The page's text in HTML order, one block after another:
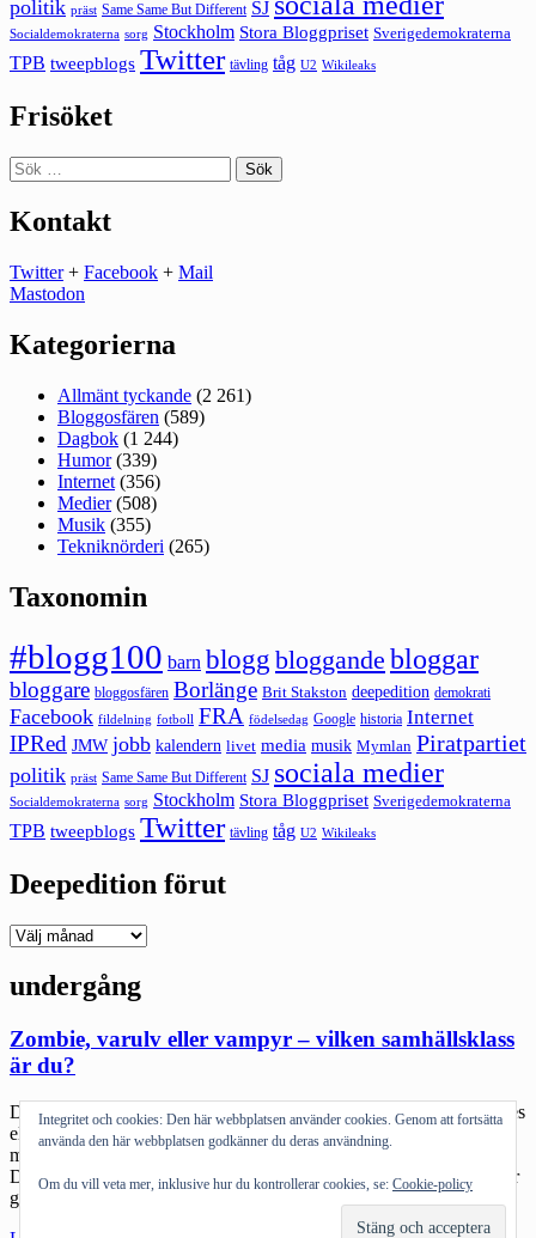
politik präst Same Same But Different SJ
Socialdemokraterna sorg Stockholm Stora Bloggpriset Sverigedemokraterna
TPB tweepblogs Twitter tävling tåg U2 Wikileaks
Frisöket
Sök
efter:
Kontakt
Twitter+ Facebook + Mail
Mastodon
Kategorierna
Allmänt tyckande (2 261)
Bloggosfären (589)
Dagbok (1 244)
Humor(339)
Internet (356)
Medier(508)
Musik (355)
Tekniknörderi (265)
Taxonomin
#blogg100 barn blogg bloggande bloggar
bloggare bloggosfären Borlänge Brit Stakston deepedition demokrati
Facebook fildelning fotboll FRA födelsedag Google historia Internet
IPRed JMW jobb kalendern livet media musik Mymlan Piratpartiet
politik präst Same Same But Different SJ sociala medier
Socialdemokraterna sorg Stockholm Stora Bloggpriset Sverigedemokraterna
TPB tweepblogs Twitter tävling tåg U2 Wikileaks
Deepedition förut
Deepedition
undergång
Zombie, varulv eller vampyr – vilken samhällsklass
är du?
Disclaimer: Jag utger mig inte för att vara vare sig expert på zombies
eller på metaforik. Det här är en text som jag skrev en sen natt i
midsommar. Bli hellre roade än upprörda över eventuella felslut.
Diskutera dem istället. Jag och sonen tittar en del på film. Det är vår
gemensamma… hobby typ. Jag […]
Integritet och cookies: Den här webbplatsen använder cookies. Genom att fortsätta
använda den här webbplatsen godkänner du deras användning.
Om du vill veta mer, inklusive hur du kontrollerar cookies, se: Cookie-policy